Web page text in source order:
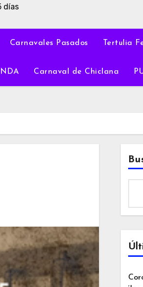
días
Carnavales Pasados Tertulia
Carnaval de Chiclana